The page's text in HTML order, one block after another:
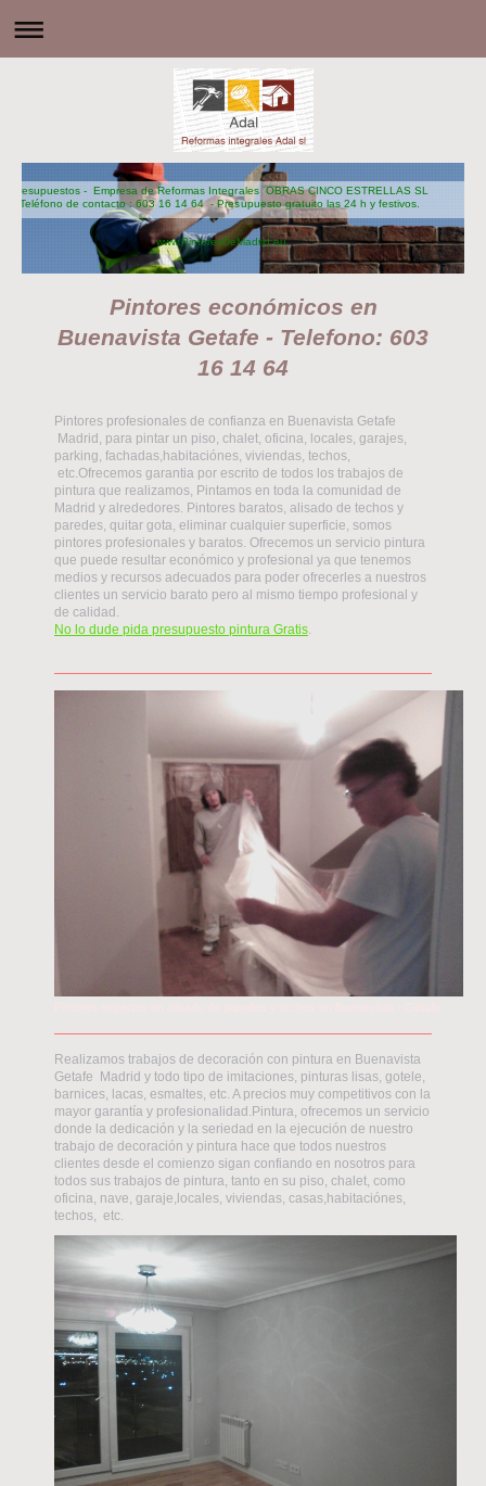
Presupuestos - Empresa de Reformas Integrales OBRAS CINCO ESTRELLAS SL
Teléfono de contacto : 603 16 14 64 - Presupuesto gratuito las 24 h y festivos.
www.PintoresDeMadrid.eu
Pintores económicos en
Buenavista Getafe - Telefono: 603
16 14 64
Pintores profesionales de confianza en Buenavista Getafe
Madrid, para pintar un piso, chalet, oficina, locales, garajes,
parking, fachadas,habitaciónes, viviendas, techos,
etc.Ofrecemos garantia por escrito de todos los trabajos de
pintura que realizamos, Pintamos en toda la comunidad de
Madrid y alrededores. Pintores baratos, alisado de techos y
paredes, quitar gota, eliminar cualquier superficie, somos
pintores profesionales y baratos. Ofrecemos un servicio pintura
que puede resultar económico y profesional ya que tenemos
medios y recursos adecuados para poder ofrecerles a nuestros
clientes un servicio barato pero al mismo tiempo profesional y
de calidad.
No lo dude pida presupuesto pintura Gratis.
Realizamos trabajos de decoración con pintura en Buenavista
Getafe Madrid y todo tipo de imitaciones, pinturas lisas, gotele,
barnices, lacas, esmaltes, etc. A precios muy competitivos con la
mayor garantía y profesionalidad.Pintura, ofrecemos un servicio
donde la dedicación y la seriedad en la ejecución de nuestro
trabajo de decoración y pintura hace que todos nuestros
clientes desde el comienzo sigan confiando en nosotros para
todos sus trabajos de pintura, tanto en su piso, chalet, como
oficina, nave, garaje,locales, viviendas, casas,habitaciónes,
techos, etc.